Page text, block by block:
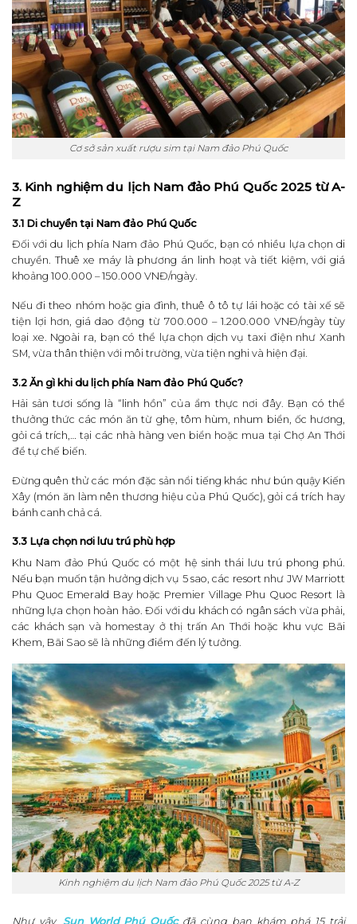
Cơ sở sản xuất rượu sim tại Nam đảo Phú Quốc
3. Kinh nghiệm du lịch Nam đảo Phú Quốc 2025 từ A-
Z
3.1 Di chuyển tại Nam đảo Phú Quốc
Đối với du lịch phía Nam đảo Phú Quốc, bạn có nhiều lựa chọn di
chuyển. Thuê xe máy là phương án linh hoạt và tiết kiệm, với giá
khoảng 100.000 – 150.000 VNĐ/ngày.
Nếu đi theo nhóm hoặc gia đình, thuê ô tô tự lái hoặc có tài xế sẽ
tiện lợi hơn, giá dao động từ 700.000 – 1.200.000 VNĐ/ngày tùy
loại xe. Ngoài ra, bạn có thể lựa chọn dịch vụ taxi điện như Xanh
SM, vừa thân thiện với môi trường, vừa tiện nghi và hiện đại.
3.2 Ăn gì khi du lịch phía Nam đảo Phú Quốc?
Hải sản tươi sống là “linh hồn” của ẩm thực nơi đây. Bạn có thể
thưởng thức các món ăn từ ghẹ, tôm hùm, nhum biển, ốc hương,
gỏi cá trích,… tại các nhà hàng ven biển hoặc mua tại Chợ An Thới
để tự chế biến.
Đừng quên thử các món đặc sản nổi tiếng khác như bún quậy Kiến
Xây (món ăn làm nên thương hiệu của Phú Quốc), gỏi cá trích hay
bánh canh chả cá.
3.3 Lựa chọn nơi lưu trú phù hợp
Khu Nam đảo Phú Quốc có một hệ sinh thái lưu trú phong phú.
Nếu bạn muốn tận hưởng dịch vụ 5 sao, các resort như JW Marriott
Phu Quoc Emerald Bay hoặc Premier Village Phu Quoc Resort là
những lựa chọn hoàn hảo. Đối với du khách có ngân sách vừa phải,
các khách sạn và homestay ở thị trấn An Thới hoặc khu vực Bãi
Khem, Bãi Sao sẽ là những điểm đến lý tưởng.
Kinh nghiệm du lịch Nam đảo Phú Quốc 2025 từ A-Z
Như vậy, Sun World Phú Quốcđã cùng bạn khám phá 15 trải